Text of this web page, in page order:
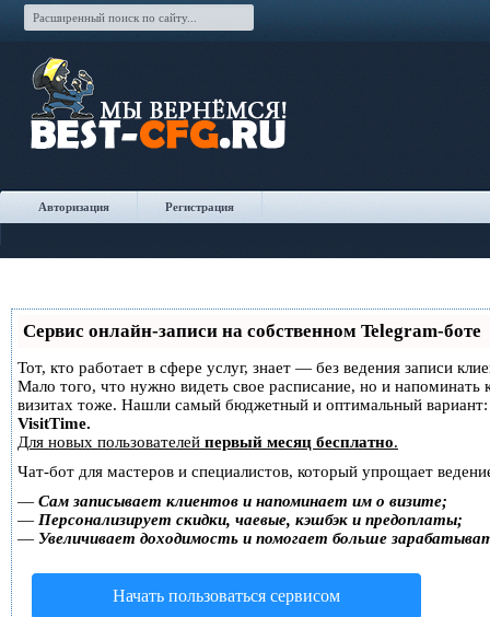
Авторизация Регистрация
Сервис онлайн-записи на собственном Telegram-боте
Тот, кто работает в сфере услуг, знает — без ведения записи
Мало того, что нужно видеть свое расписание, но и напоминать
визитах тоже. Нашли самый бюджетный и оптимальный
VisitTime.
Для новых пользователей первый месяц бесплатно.
Чат-бот для мастеров и специалистов, который упрощает
— Сам записывает клиентов и напоминает им о визите;
— Персонализирует скидки, чаевые, кэшбэк и предоплаты;
— Увеличивает доходимость и помогает больше
Начать пользоваться сервисом